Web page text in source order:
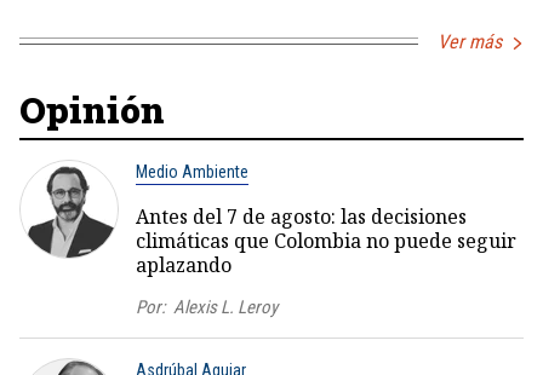
Ver más
Opinión
Medio Ambiente
Antes del 7 de agosto: las decisiones
climáticas que Colombia no puede seguir
aplazando
Por: Alexis L. Leroy
Asdrúbal Aguiar